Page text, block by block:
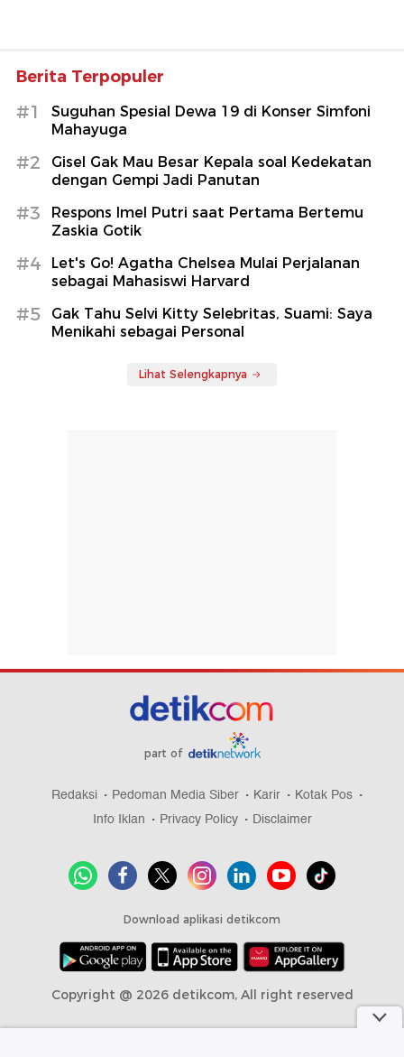
Berita Terpopuler
#1
Suguhan Spesial Dewa 19 di Konser Simfoni
Mahayuga
#2
Gisel Gak Mau Besar Kepala soal Kedekatan
dengan Gempi Jadi Panutan
#3
Respons Imel Putri saat Pertama Bertemu
Zaskia Gotik
#4
Let's Go! Agatha Chelsea Mulai Perjalanan
sebagai Mahasiswi Harvard
#5
Gak Tahu Selvi Kitty Selebritas, Suami: Saya
Menikahi sebagai Personal
Lihat Selengkapnya
part of
Redaksi Pedoman Media Siber Karir
Kotak Pos
Info Iklan
Privacy Policy Disclaimer
Download aplikasi detikcom
Copyright @ 2026 detikcom, All right reserved